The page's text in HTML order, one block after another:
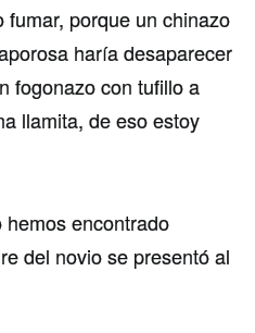
porque un chinazo
haría desaparecer
fogonazo con tufillo a
llamita, de eso estoy
encontrado
del novio se presentó al